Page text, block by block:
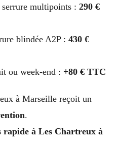
multipoints : 290 €
blindée A2P : 430 €
ou week-end : +80 € TTC
à Marseille reçoit un
.
rapide à Les Chartreux à